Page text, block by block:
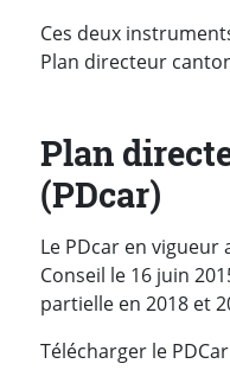
Ces deux
Plan directeur
Plan
(PDcar)
Le PDcar en
Conseil le 16 juin
partielle en 2018 et
Télécharger le